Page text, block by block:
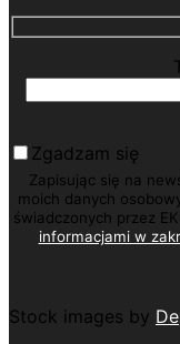
Zgadzam się
Zapisując się na
moich danych
świadczonych przez
informacjami w
Stock images by